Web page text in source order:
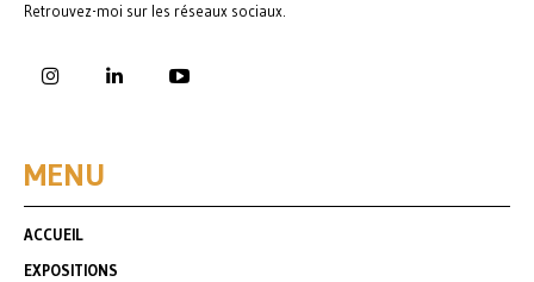
Retrouvez-moi sur les réseaux sociaux.
MENU
ACCUEIL
EXPOSITIONS